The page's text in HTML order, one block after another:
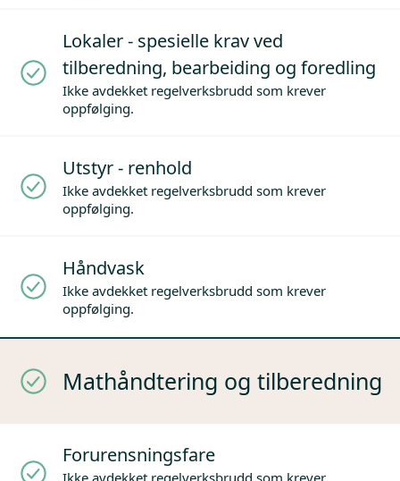
Lokaler - spesielle krav ved
tilberedning, bearbeiding og foredling
Ikke avdekket regelverksbrudd som krever
oppfølging.
Utstyr - renhold
Ikke avdekket regelverksbrudd som krever
oppfølging.
Håndvask
Ikke avdekket regelverksbrudd som krever
oppfølging.
Mathåndtering og tilberedning
Forurensningsfare